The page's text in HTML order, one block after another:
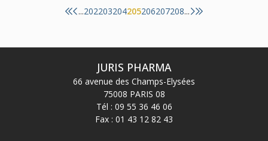
...202203204205206207208...
JURIS PHARMA
66 avenue des Champs-Elysées
75008 PARIS 08
Tél : 09 55 36 46 06
Fax : 01 43 12 82 43